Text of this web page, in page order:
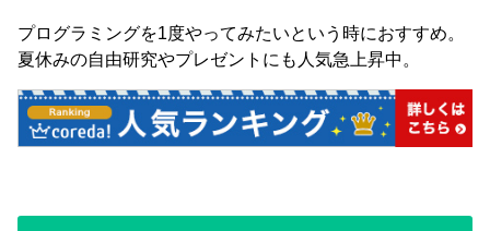
プログラミングを1度やってみたいという時におすすめ。
夏休みの自由研究やプレゼントにも人気急上昇中。